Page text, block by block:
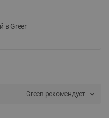
в Green
Green рекомендует